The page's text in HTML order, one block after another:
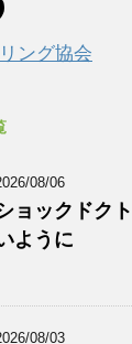
ング協会
08/06
ョックドク
ように
08/03